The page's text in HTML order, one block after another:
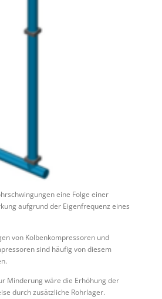
eine Folge einer
aufgrund der Eigenfrequenz eines
von Kolbenkompressoren und
sind häufig von diesem
Minderung wäre die Erhöhung der
durch zusätzliche Rohrlager.